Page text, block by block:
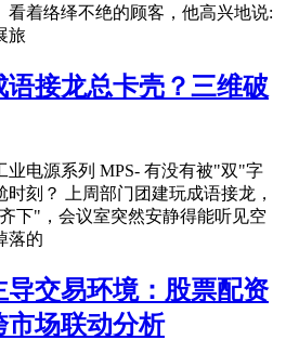
看着络绎不绝的顾客，他高兴地说:
旅
语接龙总卡壳？三维破
业电源系列 MPS- 有没有被"双"字
刻？ 上周部门团建玩成语接龙，
下"，会议室突然安静得能听见空
落的
导交易环境：股票配资
市场联动分析